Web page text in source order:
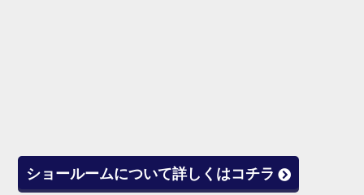
ショールームについて詳しくはコチラ